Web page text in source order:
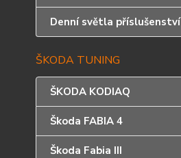
Denní světla příslušenství
ŠKODA TUNING
ŠKODA KODIAQ
Škoda FABIA 4
Škoda Fabia III